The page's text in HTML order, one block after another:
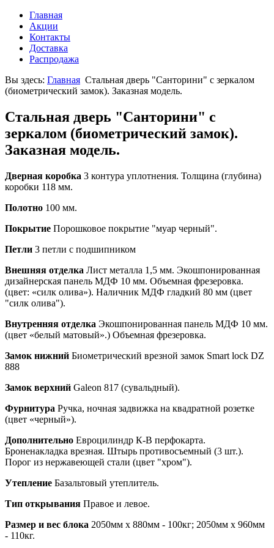
Главная
Акции
Контакты
Доставка
Распродажа
Вы здесь: Главная Стальная дверь "Санторини" с зеркалом
(биометрический замок). Заказная модель.
Стальная дверь "Санторини" с
зеркалом (биометрический замок).
Заказная модель.
Дверная коробка 3 контура уплотнения. Толщина (глубина)
коробки 118 мм.
Полотно 100 мм.
Покрытие Порошковое покрытие "муар черный".
Петли 3 петли с подшипником
Внешняя отделка Лист металла 1,5 мм. Экошпонированная
дизайнерская панель МДФ 10 мм. Объемная фрезеровка.
(цвет: «силк олива»). Наличник МДФ гладкий 80 мм (цвет
"силк олива").
Внутренняя отделка Экошпонированная панель МДФ 10 мм.
(цвет «белый матовый».) Объемная фрезеровка.
Замок нижний Биометрический врезной замок Smart lock DZ
888
Замок верхний Galeon 817 (сувальдный).
Фурнитура Ручка, ночная задвижка на квадратной розетке
(цвет «черный»).
Дополнительно Евроцилиндр К-В перфокарта.
Броненакладка врезная. Штырь противосъемный (3 шт.).
Порог из нержавеющей стали (цвет "хром").
Утепление Базальтовый утеплитель.
Тип открывания Правое и левое.
Размер и вес блока 2050мм х 880мм - 100кг; 2050мм х 960мм
- 110кг.